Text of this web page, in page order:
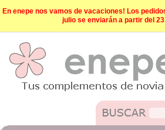
En enepe nos vamos de vacaciones! Los
julio se enviarán a partir del